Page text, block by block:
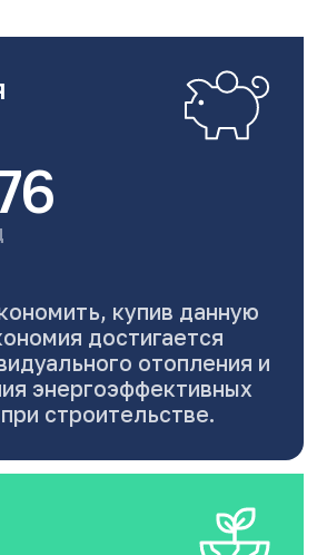
купив данную
достигается
отопления и
энергоэффективных
строительстве.